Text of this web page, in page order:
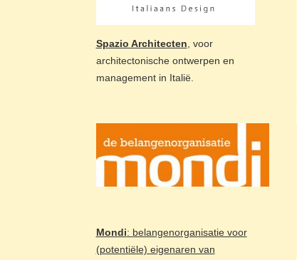
Spazio Architecten, voor
architectonische ontwerpen en
management in Italië.
Mondi: belangenorganisatie voor
(potentiële) eigenaren van